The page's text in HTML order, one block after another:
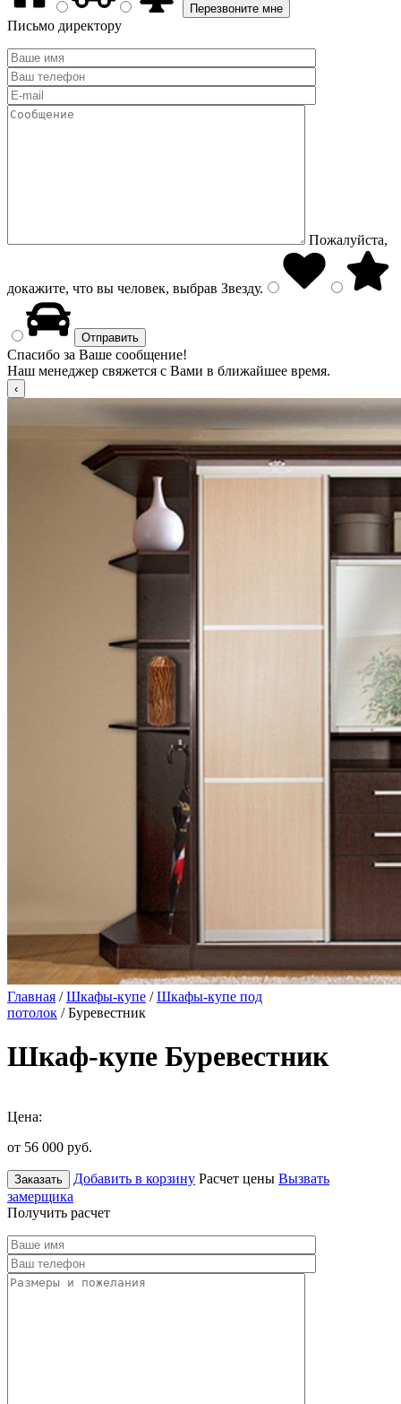
Письмо директору
Пожалуйста,
докажите, что вы человек, выбрав Звезду.
Спасибо за Ваше сообщение!
Наш менеджер свяжется с Вами в ближайшее время.
Главная /Шкафы-купе /Шкафы-купе под
потолок / Буревестник
Шкаф-купе Буревестник
Цена:
от 56 000 руб.
Заказать Добавить в корзину Расчет цены Вызвать
замерщика
Получить расчет